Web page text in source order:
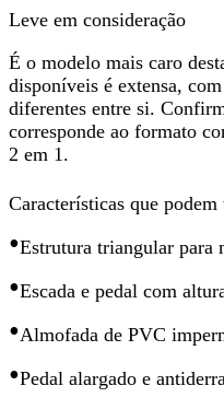
Leve em consideração
É o modelo mais caro
disponíveis é extensa,
diferentes entre si.
corresponde ao formato
2 em 1.
Características que podem
•Estrutura triangular para
•Escada e pedal com
•Almofada de PVC
•Pedal alargado e